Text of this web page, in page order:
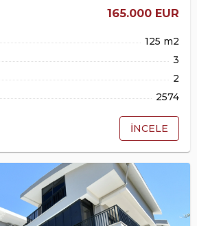
165.000 EUR
125 m2
3
2
2574
İNCELE